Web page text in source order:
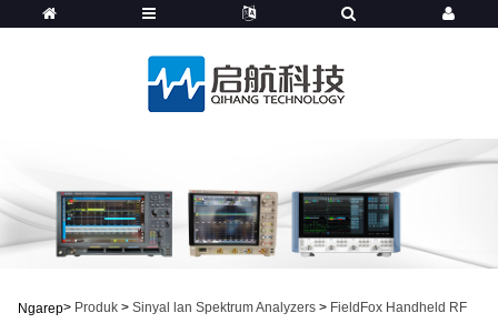
Ngarep> Produk > Sinyal lan Spektrum Analyzers > FieldFox Handheld RF